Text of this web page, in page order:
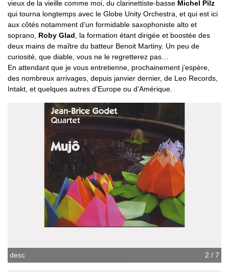
vieux de la vieille comme moi, du clarinettiste-basse Michel Pilz
qui tourna longtemps avec le Globe Unity Orchestra, et qui est ici
aux côtés notamment d’un formidable saxophoniste alto et
soprano, Roby Glad , la formation étant dirigée et boostée des
deux mains de maître du batteur Benoit Martiny. Un peu de
curiosité, que diable, vous ne le regretterez pas…
En attendant que je vous entretienne, prochainement j’espère,
des nombreux arrivages, depuis janvier dernier, de Leo Records,
Intakt, et quelques autres d’Europe ou d’Amérique.
2 / 7
desc